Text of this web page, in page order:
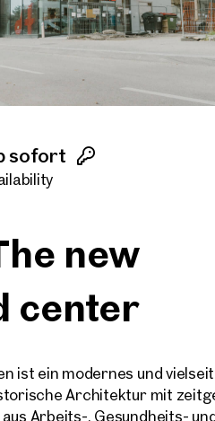
sofort
new
center
ist ein modernes und
Architektur mit
Arbeits-, Gesundheits-